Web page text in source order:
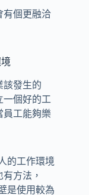
有個更融洽
該發生的
一個好的工
員工能夠樂
的工作環境
方法，
是使用較為